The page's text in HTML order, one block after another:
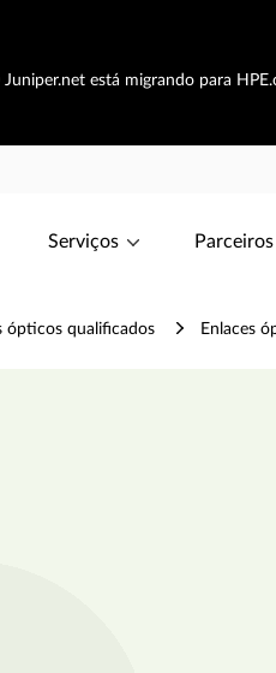
Juniper.net está migrando para
Serviços Parceiros
ópticos qualificados Enlaces